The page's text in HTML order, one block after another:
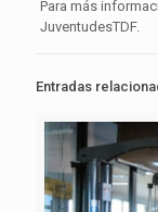
Para más
JuventudesTDF.
Entradas